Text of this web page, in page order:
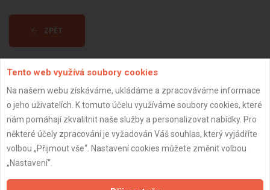
ZPĚT
Aktualizováno z portálu ARES dne 30.12.2023 14:45:12
Důležité informace
Tento web využívá soubory cookies
Na našem webu získáváme, ukládáme a zpracováváme informace
o jeho uživatelích. K tomuto účelu využíváme soubory cookies, které
nám pomáhají zkvalitnit naše služby a personalizovat nabídky. Pro
některé účely zpracování je vyžadován Váš souhlas, který vyjádříte
volbou „Přijmout vše“. Nastavení cookies můžete změnit volbou
„Nastavení“.